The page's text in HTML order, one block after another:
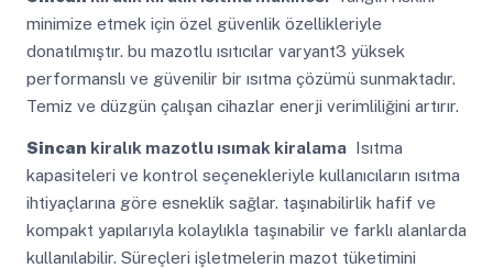
minimize etmek için özel güvenlik özellikleriyle
donatılmıştır. bu mazotlu ısıtıcılar varyant3 yüksek
performanslı ve güvenilir bir ısıtma çözümü sunmaktadır.
Temiz ve düzgün çalışan cihazlar enerji verimliliğini artırır.
Sincan kiralık mazotlu ısımak kiralamaIsıtma
kapasiteleri ve kontrol seçenekleriyle kullanıcıların ısıtma
ihtiyaçlarına göre esneklik sağlar. taşınabilirlik hafif ve
kompakt yapılarıyla kolaylıkla taşınabilir ve farklı alanlarda
kullanılabilir. Süreçleri işletmelerin mazot tüketimini